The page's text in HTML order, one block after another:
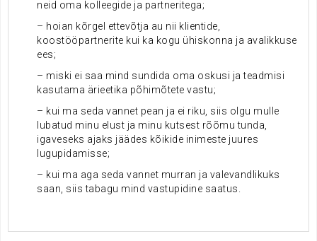
neid oma kolleegide ja partneritega;
– hoian kõrgel ettevõtja au nii klientide,
koostööpartnerite kui ka kogu ühiskonna ja avalikkuse
ees;
– miski ei saa mind sundida oma oskusi ja teadmisi
kasutama ärieetika põhimõtete vastu;
– kui ma seda vannet pean ja ei riku, siis olgu mulle
lubatud minu elust ja minu kutsest rõõmu tunda,
igaveseks ajaks jäädes kõikide inimeste juures
lugupidamisse;
– kui ma aga seda vannet murran ja valevandlikuks
saan, siis tabagu mind vastupidine saatus.